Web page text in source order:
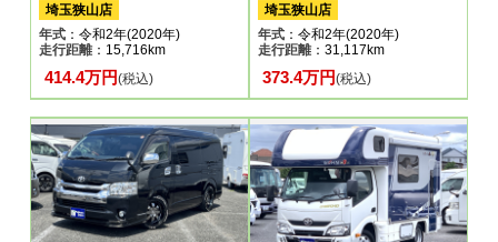
埼玉狭山店
年式 ：令和2年(2020年)
走行距離：15,716km
414.4万円(税込)
埼玉狭山店
年式：令和2年(2020年)
走行距離：31,117km
373.4万円(税込)